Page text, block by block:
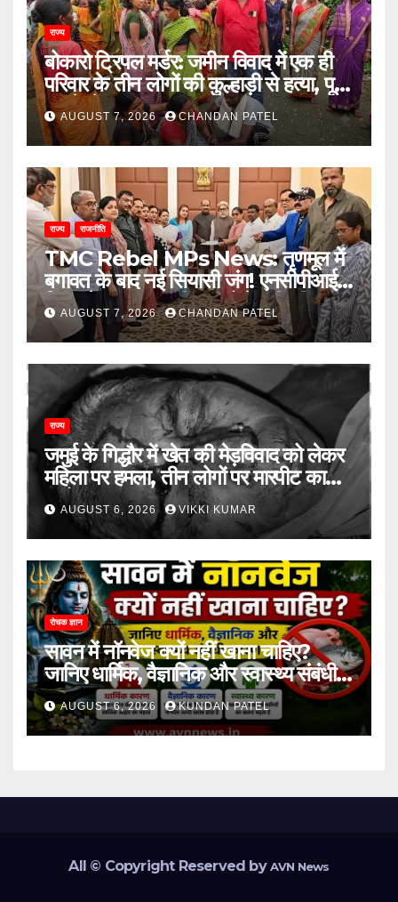
राज्य
बोकारो ट्रिपल मर्डर: जमीन विवाद में एक ही
परिवार के तीन लोगों की कुल्हाड़ी से हत्या, पूरे
इलाके में दहशत
AUGUST 7, 2026 CHANDAN PATEL
राज्य राजनीति
TMC Rebel MPs News: तृणमूल में
बगावत के बाद नई सियासी जंग! एनसीपीआई में
विलय के बावजूद बागी सांसदों में बढ़ी खींचतान,
भाजपा को लेकर भी दो राय
AUGUST 7, 2026 CHANDAN PATEL
राज्य
जमुई के गिद्धौर में खेत की मेड़विवाद को लेकर
महिला पर हमला, तीन लोगों पर मारपीट का
आरोप
AUGUST 6, 2026 VIKKI KUMAR
रोचक ज्ञान
सावन में नॉनवेज क्यों नहीं खाना चाहिए?
जानिए धार्मिक, वैज्ञानिक और स्वास्थ्य संबंधी
कारण..
AUGUST 6, 2026 KUNDAN PATEL
All © Copyright Reserved byAVN News